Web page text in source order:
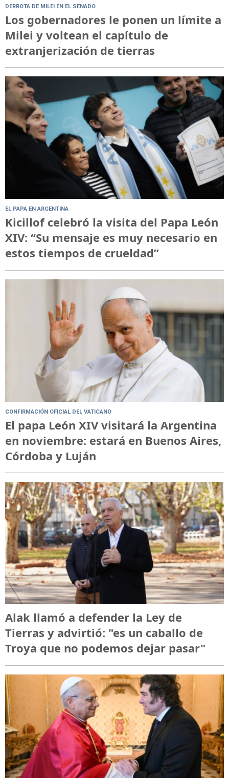
DERROTA DE MILEI EN EL SENADO
Los gobernadores le ponen un límite a
Milei y voltean el capítulo de
extranjerización de tierras
EL PAPA EN ARGENTINA
Kicillof celebró la visita del Papa León
XIV: “Su mensaje es muy necesario en
estos tiempos de crueldad”
CONFIRMACIÓN OFICIAL DEL VATICANO
El papa León XIV visitará la Argentina
en noviembre: estará en Buenos Aires,
Córdoba y Luján
Alak llamó a defender la Ley de
Tierras y advirtió: "es un caballo de
Troya que no podemos dejar pasar"